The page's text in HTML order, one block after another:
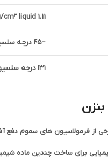
1.11 g/cm³ liquid
−۴۵ درجه سلسیوس (−۴۹ درجه فارنهایت؛ ۲۲۸ کلوین)
۱۳۱ درجه سلسیوس (۲۶۸ درجه فارنهایت؛ ۴۰۴ کلوین)
بنزن
از فرمولاسیون های سموم دفع
برای ساخت چندین ماده